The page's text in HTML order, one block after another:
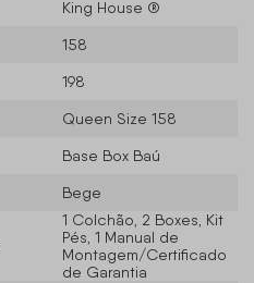
King House ®
158
198
Queen Size 158
Base Box Baú
Bege
1 Colchão, 2 Boxes, Kit
Pés, 1 Manual de
Montagem/Certificado
de Garantia